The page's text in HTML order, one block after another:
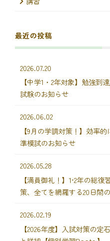
最近の投稿
2026.07.20
【中学1・2年対象】勉強到
試験のお知らせ
2026.06.02
【9月の学調対策！】効率
準模試のお知らせ
2026.05.28
【満員御礼！】1•2年の総
策、全てを網羅する20日間
2026.02.19
【2026年度】入試対策の